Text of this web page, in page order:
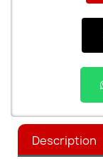
Description